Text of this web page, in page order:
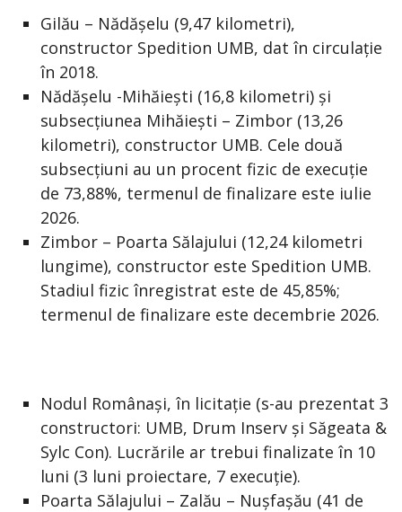
Gilău – Nădășelu (9,47 kilometri),
constructor Spedition UMB, dat în circulație
în 2018.
Nădășelu -Mihăiești (16,8 kilometri) și
subsecțiunea Mihăiești – Zimbor (13,26
kilometri), constructor UMB. Cele două
subsecțiuni au un procent fizic de execuție
de 73,88%, termenul de finalizare este iulie
2026.
Zimbor – Poarta Sălajului (12,24 kilometri
lungime), constructor este Spedition UMB.
Stadiul fizic înregistrat este de 45,85%;
termenul de finalizare este decembrie 2026.
Nodul Românași, în licitație (s-au prezentat 3
constructori: UMB, Drum Inserv și Săgeata &
Sylc Con). Lucrările ar trebui finalizate în 10
luni (3 luni proiectare, 7 execuție).
Poarta Sălajului – Zalău – Nușfașău (41 de